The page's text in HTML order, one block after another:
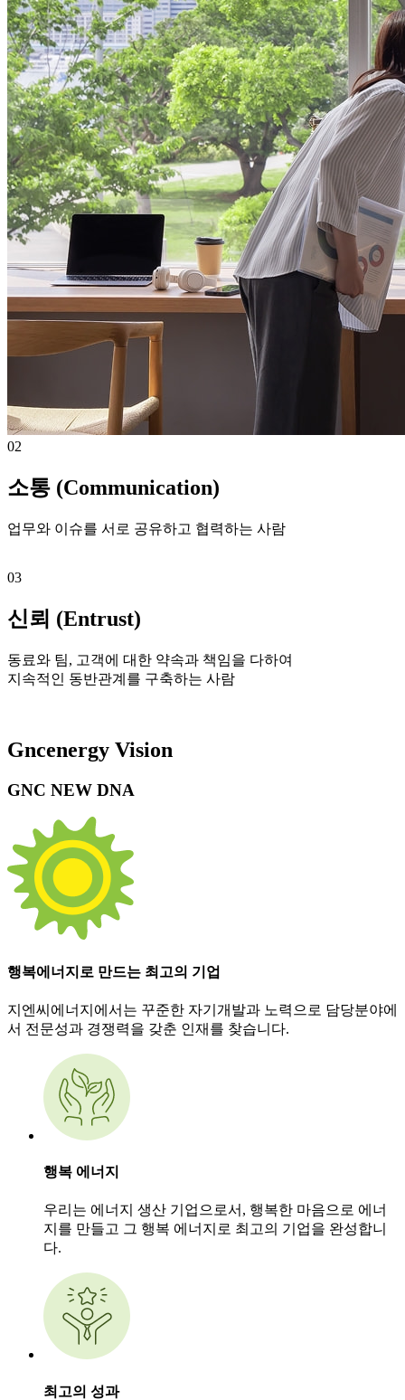
02
소통 (Communication)
업무와 이슈를 서로 공유하고 협력하는 사람
03
신뢰 (Entrust)
동료와 팀, 고객에 대한 약속과 책임을 다하여
지속적인 동반관계를 구축하는 사람
Gncenergy Vision
GNC NEW DNA
행복에너지로 만드는 최고의 기업
지엔씨에너지에서는 꾸준한 자기개발과 노력으로 담당분야에
서 전문성과 경쟁력을 갖춘 인재를 찾습니다.
행복 에너지
우리는 에너지 생산 기업으로서, 행복한 마음으로 에너
지를 만들고 그 행복 에너지로 최고의 기업을 완성합니
다.
최고의 성과